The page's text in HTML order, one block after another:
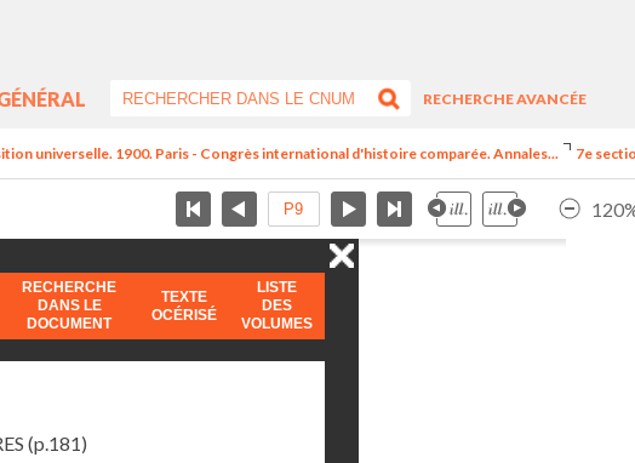
RECHERCHE AVANCÉE
universelle. 1900. Paris - Congrès international d'histoire comparée. Annales... 7e
RECHERCHE
DANS LE
DOCUMENT
TEXTE
OCÉRISÉ
LISTE
DES
VOLUMES
(p.181)